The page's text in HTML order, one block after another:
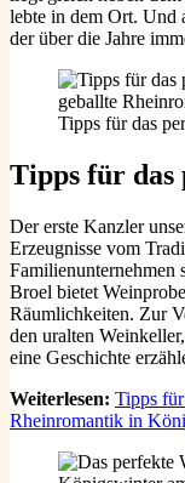
lebte in dem Ort. Und
der über die Jahre
Tipps für das
Tipps für das
Der erste Kanzler
Erzeugnisse vom
Familienunternehmen
Broel bietet
Räumlichkeiten. Zur
den uralten
eine Geschichte
Weiterlesen: Tipps
Rheinromantik in